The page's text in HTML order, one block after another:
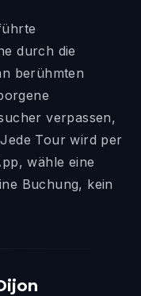
durch die
berühmten
verpassen,
Tour wird per
wähle eine
Buchung, kein